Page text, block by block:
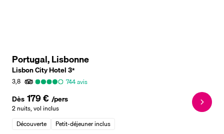
Portugal, Lisbonne
Lisbon City Hotel3*
3,8
744avis
Dès 179 € /pers
2 nuits, vol inclus
Découverte
Petit-déjeuner inclus